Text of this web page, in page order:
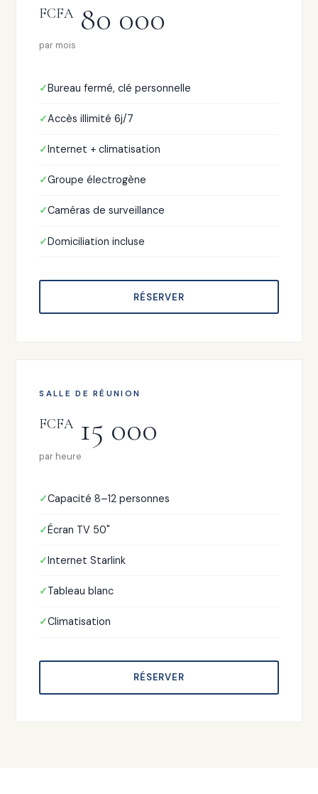
FCFA80 000
par mois
Bureau fermé, clé personnelle
Accès illimité 6j/7
Internet + climatisation
Groupe électrogène
Caméras de surveillance
Domiciliation incluse
RÉSERVER
SALLE DE RÉUNION
FCFA15 000
par heure
Capacité 8–12 personnes
Écran TV 50"
Internet Starlink
Tableau blanc
Climatisation
RÉSERVER